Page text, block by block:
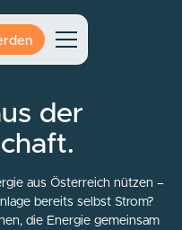
der
aus Österreich nützen –
bereits selbst Strom?
die Energie gemeinsam